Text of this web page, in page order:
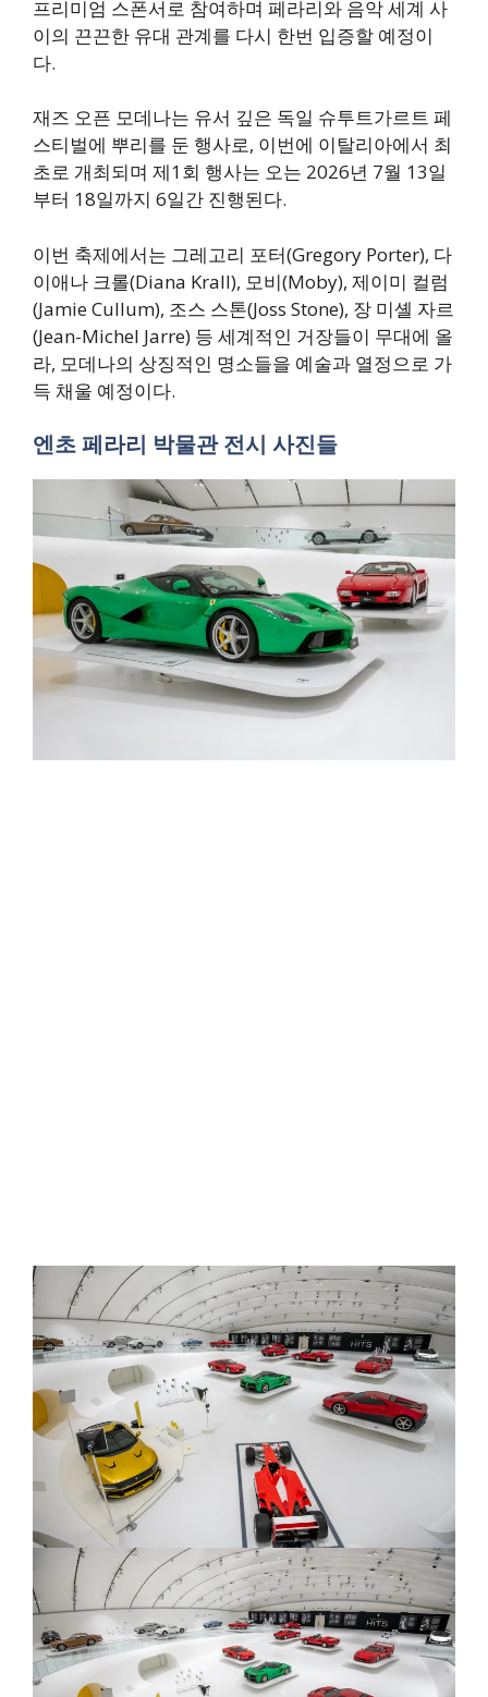
프리미엄 스폰서로 참여하며 페라리와 음악 세계 사
이의 끈끈한 유대 관계를 다시 한번 입증할 예정이
다.
재즈 오픈 모데나는 유서 깊은 독일 슈투트가르트 페
스티벌에 뿌리를 둔 행사로, 이번에 이탈리아에서 최
초로 개최되며 제1회 행사는 오는 2026년 7월 13일
부터 18일까지 6일간 진행된다.
이번 축제에서는 그레고리 포터(Gregory Porter), 다
이애나 크롤(Diana Krall), 모비(Moby), 제이미 컬럼
(Jamie Cullum), 조스 스톤(Joss Stone), 장 미셸 자르
(Jean-Michel Jarre) 등 세계적인 거장들이 무대에 올
라, 모데나의 상징적인 명소들을 예술과 열정으로 가
득 채울 예정이다.
엔초 페라리 박물관 전시 사진들